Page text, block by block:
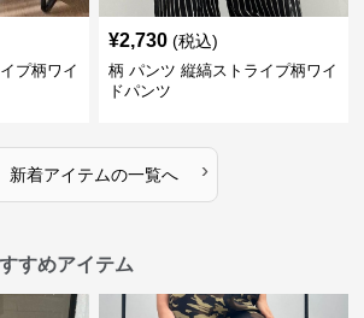
プ柄ワイ
¥2,730 (税込)
柄 パンツ 縦縞ストライプ柄ワイ
ドパンツ
新着アイテムの一覧へ ›
すめアイテム